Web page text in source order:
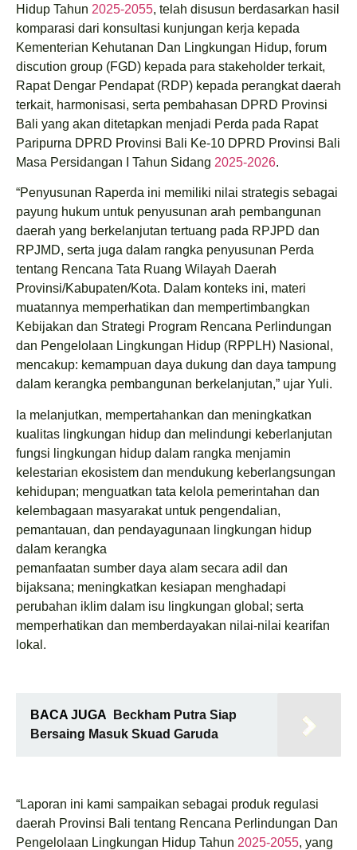
Hidup Tahun 2025-2055, telah disusun berdasarkan hasil
komparasi dari konsultasi kunjungan kerja kepada
Kementerian Kehutanan Dan Lingkungan Hidup, forum
discution group (FGD) kepada para stakeholder terkait,
Rapat Dengar Pendapat (RDP) kepada perangkat daerah
terkait, harmonisasi, serta pembahasan DPRD Provinsi
Bali yang akan ditetapkan menjadi Perda pada Rapat
Paripurna DPRD Provinsi Bali Ke-10 DPRD Provinsi Bali
Masa Persidangan I Tahun Sidang 2025-2026.
“Penyusunan Raperda ini memiliki nilai strategis sebagai
payung hukum untuk penyusunan arah pembangunan
daerah yang berkelanjutan tertuang pada RPJPD dan
RPJMD, serta juga dalam rangka penyusunan Perda
tentang Rencana Tata Ruang Wilayah Daerah
Provinsi/Kabupaten/Kota. Dalam konteks ini, materi
muatannya memperhatikan dan mempertimbangkan
Kebijakan dan Strategi Program Rencana Perlindungan
dan Pengelolaan Lingkungan Hidup (RPPLH) Nasional,
mencakup: kemampuan daya dukung dan daya tampung
dalam kerangka pembangunan berkelanjutan,” ujar Yuli.
Ia melanjutkan, mempertahankan dan meningkatkan
kualitas lingkungan hidup dan melindungi keberlanjutan
fungsi lingkungan hidup dalam rangka menjamin
kelestarian ekosistem dan mendukung keberlangsungan
kehidupan; menguatkan tata kelola pemerintahan dan
kelembagaan masyarakat untuk pengendalian,
pemantauan, dan pendayagunaan lingkungan hidup
dalam kerangka
pemanfaatan sumber daya alam secara adil dan
bijaksana; meningkatkan kesiapan menghadapi
perubahan iklim dalam isu lingkungan global; serta
memperhatikan dan memberdayakan nilai-nilai kearifan
lokal.
BACA JUGA
Beckham Putra Siap
Bersaing Masuk Skuad Garuda
“Laporan ini kami sampaikan sebagai produk regulasi
daerah Provinsi Bali tentang Rencana Perlindungan Dan
Pengelolaan Lingkungan Hidup Tahun 2025-2055, yang